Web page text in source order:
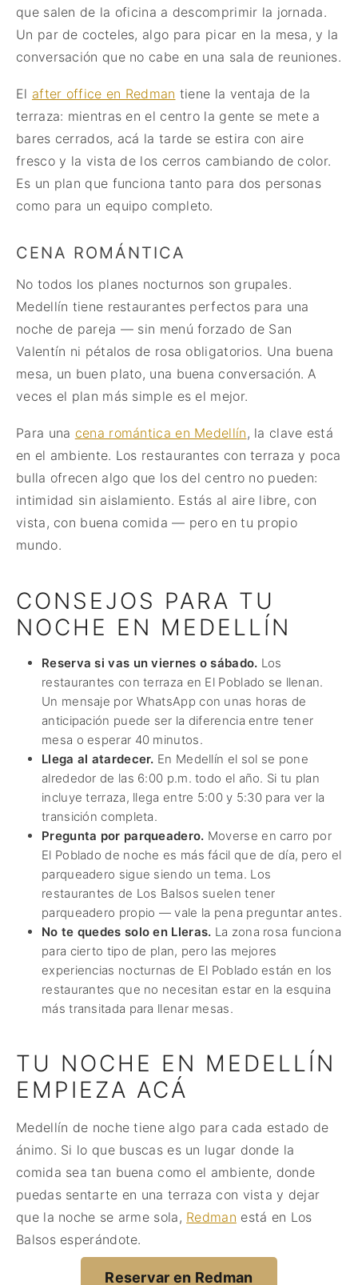
que salen de la oficina a descomprimir la jornada.
Un par de cocteles, algo para picar en la mesa, y la
conversación que no cabe en una sala de reuniones.
El after office en Redman tiene la ventaja de la
terraza: mientras en el centro la gente se mete a
bares cerrados, acá la tarde se estira con aire
fresco y la vista de los cerros cambiando de color.
Es un plan que funciona tanto para dos personas
como para un equipo completo.
CENA ROMÁNTICA
No todos los planes nocturnos son grupales.
Medellín tiene restaurantes perfectos para una
noche de pareja — sin menú forzado de San
Valentín ni pétalos de rosa obligatorios. Una buena
mesa, un buen plato, una buena conversación. A
veces el plan más simple es el mejor.
Para una cena romántica en Medellín, la clave está
en el ambiente. Los restaurantes con terraza y poca
bulla ofrecen algo que los del centro no pueden:
intimidad sin aislamiento. Estás al aire libre, con
vista, con buena comida — pero en tu propio
mundo.
CONSEJOS PARA TU
NOCHE EN MEDELLÍN
Reserva si vas un viernes o sábado. Los
restaurantes con terraza en El Poblado se llenan.
Un mensaje por WhatsApp con unas horas de
anticipación puede ser la diferencia entre tener
mesa o esperar 40 minutos.
Llega al atardecer. En Medellín el sol se pone
alrededor de las 6:00 p.m. todo el año. Si tu plan
incluye terraza, llega entre 5:00 y 5:30 para ver la
transición completa.
Pregunta por parqueadero. Moverse en carro por
El Poblado de noche es más fácil que de día, pero el
parqueadero sigue siendo un tema. Los
restaurantes de Los Balsos suelen tener
parqueadero propio — vale la pena preguntar antes.
No te quedes solo en Lleras. La zona rosa funciona
para cierto tipo de plan, pero las mejores
experiencias nocturnas de El Poblado están en los
restaurantes que no necesitan estar en la esquina
más transitada para llenar mesas.
TU NOCHE EN MEDELLÍN
EMPIEZA ACÁ
Medellín de noche tiene algo para cada estado de
ánimo. Si lo que buscas es un lugar donde la
comida sea tan buena como el ambiente, donde
puedas sentarte en una terraza con vista y dejar
que la noche se arme sola, Redman está en Los
Balsos esperándote.
Reservar en Redman